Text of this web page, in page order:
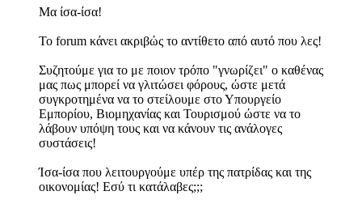
Mα ίσα-ίσα!
Το forum κάνει ακριβώς το αντίθετο από αυτό που λες!
Συζητούμε για το με ποιον τρόπο "γνωρίζει" ο καθένας
μας πως μπορεί να γλιτώσει φόρους, ώστε μετά
συγκροτημένα να το στείλουμε στο Υπουργείο
Εμπορίου, Βιομηχανίας και Τουρισμού ώστε να το
λάβουν υπόψη τους και να κάνουν τις ανάλογες
συστάσεις!
Ίσα-ίσα που λειτουργούμε υπέρ της πατρίδας και της
οικονομίας! Εσύ τι κατάλαβες;;;